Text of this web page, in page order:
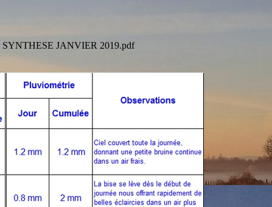
SYNTHESE JANVIER 2019.pdf